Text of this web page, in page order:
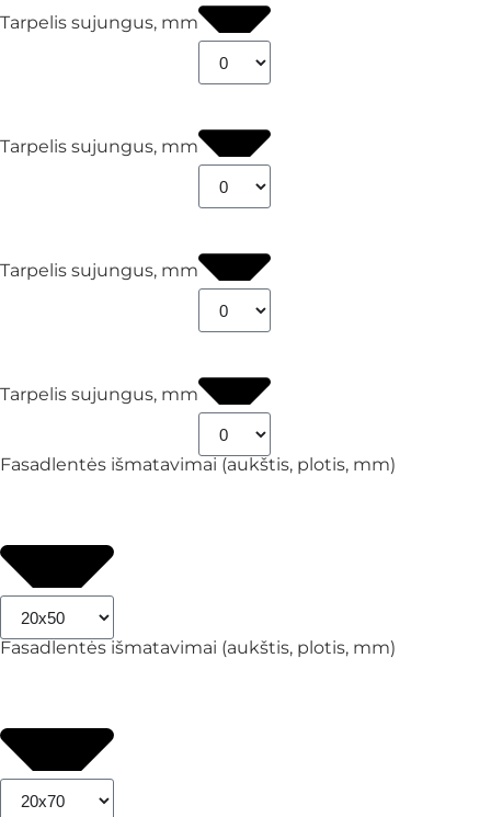
Tarpelis sujungus, mm
Tarpelis sujungus, mm
Tarpelis sujungus, mm
Tarpelis sujungus, mm
Fasadlentės išmatavimai (aukštis, plotis, mm)
Fasadlentės išmatavimai (aukštis, plotis, mm)